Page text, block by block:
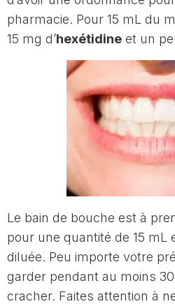
pharmacie. Pour 15 mL du
15 mg d’hexétidine et un
Le bain de bouche est à
pour une quantité de 15 mL
diluée. Peu importe votre
garder pendant au moins
cracher. Faites attention à